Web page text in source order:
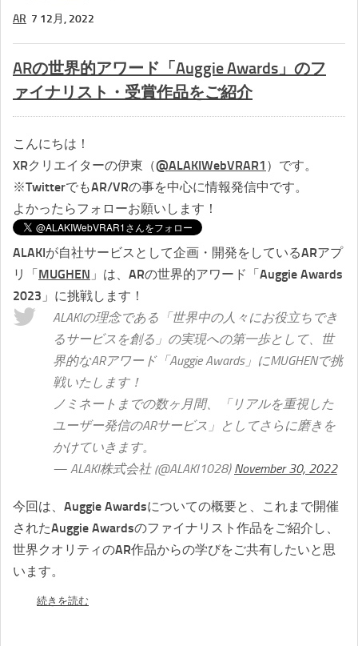
AR 7 12月, 2022
ARの世界的アワード「Auggie Awards」のフ
ァイナリスト・受賞作品をご紹介
こんにちは！
XRクリエイターの伊東（@ALAKIWebVRAR1 ）です。
※TwitterでもAR/VRの事を中心に情報発信中です。
よかったらフォローお願いします！
ALAKIが自社サービスとして企画・開発をしているARアプ
リ「MUGHEN 」は、ARの世界的アワード「Auggie Awards
2023」に挑戦します！
ALAKIの理念である「世界中の人々にお役立ちでき
るサービスを創る」の実現への第一歩として、世
界的なARアワード「Auggie Awards」にMUGHENで挑
戦いたします！
ノミネートまでの数ヶ月間、「リアルを重視した
ユーザー発信のARサービス」としてさらに磨きを
かけていきます。
— ALAKI株式会社 (@ALAKI1028) November 30, 2022
今回は、Auggie Awardsについての概要と、これまで開催
されたAuggie Awardsのファイナリスト作品をご紹介し、
世界クオリティのAR作品からの学びをご共有したいと思
います。
続きを読む